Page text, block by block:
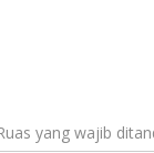
yang wajib